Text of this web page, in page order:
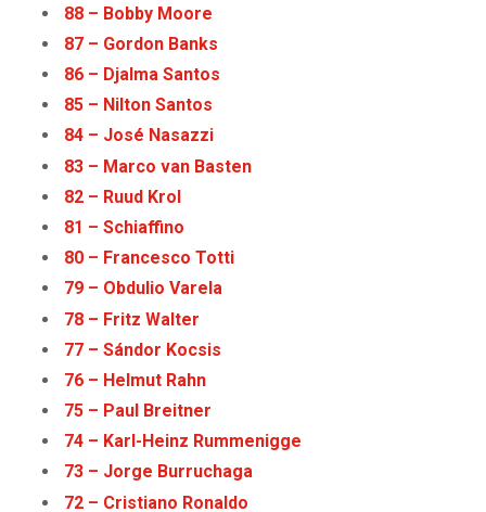
88 – Bobby Moore
87 – Gordon Banks
86 – Djalma Santos
85 – Nilton Santos
84 – José Nasazzi
83 – Marco van Basten
82 – Ruud Krol
81 – Schiaffino
80 – Francesco Totti
79 – Obdulio Varela
78 – Fritz Walter
77 – Sándor Kocsis
76 – Helmut Rahn
75 – Paul Breitner
74 – Karl-Heinz Rummenigge
73 – Jorge Burruchaga
72 – Cristiano Ronaldo